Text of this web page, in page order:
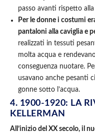
passo avanti rispetto
Per le donne i costumi
pantaloni alla caviglia e
realizzati in tessuti
molta acqua e
conseguenza nuotare.
usavano anche pesanti
gonne sotto l’acqua.
4. 1900-1920: LA
KELLERMAN
All’inizio del XX secolo, il